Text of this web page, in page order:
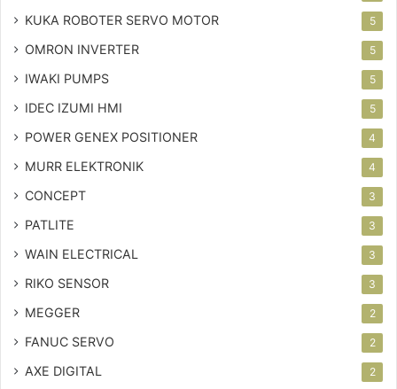
KUKA ROBOTER SERVO MOTOR 5
OMRON INVERTER 5
IWAKI PUMPS 5
IDEC IZUMI HMI 5
POWER GENEX POSITIONER 4
MURR ELEKTRONIK 4
CONCEPT 3
PATLITE 3
WAIN ELECTRICAL 3
RIKO SENSOR 3
MEGGER 2
FANUC SERVO 2
AXE DIGITAL 2